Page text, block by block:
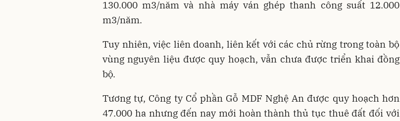
130.000 m3/năm và nhà máy ván ghép thanh công suất 12.000
m3/năm.
Tuy nhiên, việc liên doanh, liên kết với các chủ rừng trong toàn bộ
vùng nguyên liệu được quy hoạch, vẫn chưa được triển khai đồng
bộ.
Tương tự, Công ty Cổ phần Gỗ MDF Nghệ An được quy hoạch hơn
47.000 ha nhưng đến nay mới hoàn thành thủ tục thuê đất đối với